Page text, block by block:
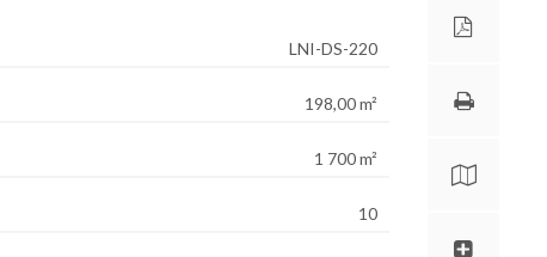
LNI-DS-220
198,00 m²
1 700 m²
10